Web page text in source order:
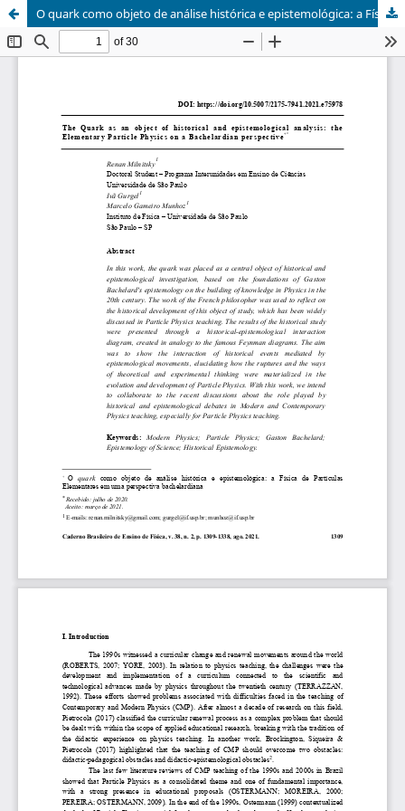
O quark como objeto de análise histórica e epistemológica: a Física de Partículas Elementares em uma perspectiva bachelardiana